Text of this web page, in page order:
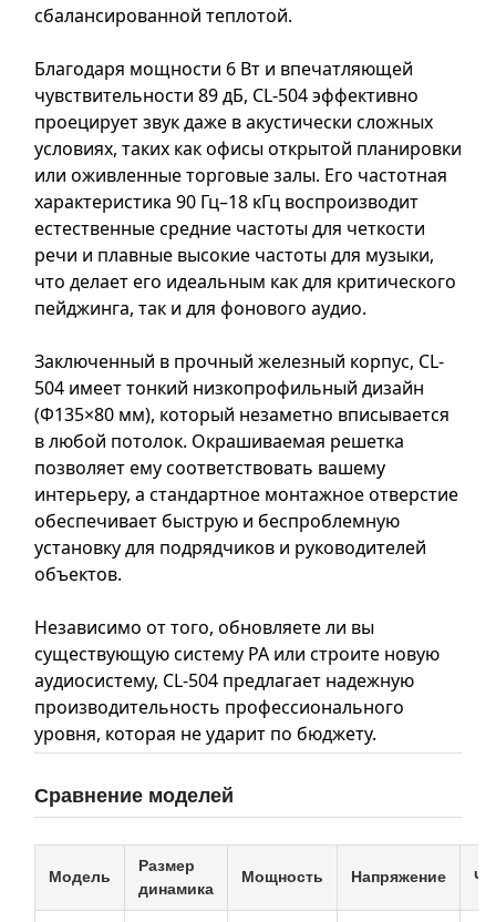
сбалансированной теплотой.
Благодаря мощности 6 Вт и впечатляющей
чувствительности 89 дБ, CL-504 эффективно
проецирует звук даже в акустически сложных
условиях, таких как офисы открытой планировки
или оживленные торговые залы. Его частотная
характеристика 90 Гц–18 кГц воспроизводит
естественные средние частоты для четкости
речи и плавные высокие частоты для музыки,
что делает его идеальным как для критического
пейджинга, так и для фонового аудио.
Заключенный в прочный железный корпус, CL-
504 имеет тонкий низкопрофильный дизайн
(Φ135×80 мм), который незаметно вписывается
в любой потолок. Окрашиваемая решетка
позволяет ему соответствовать вашему
интерьеру, а стандартное монтажное отверстие
обеспечивает быструю и беспроблемную
установку для подрядчиков и руководителей
объектов.
Независимо от того, обновляете ли вы
существующую систему PA или строите новую
аудиосистему, CL-504 предлагает надежную
производительность профессионального
уровня, которая не ударит по бюджету.
Сравнение моделей
Модель
Размер
динамика
Мощность Напряжение